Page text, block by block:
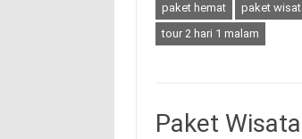
paket hemat
paket
tour 2 hari 1 malam
Paket